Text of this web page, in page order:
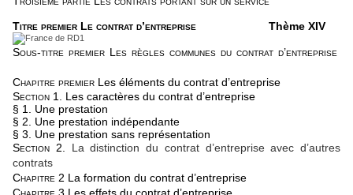
Titre premier Le contrat d’entreprise
Thème XIV
Sous-titre premier Les règles communes du contrat d’entreprise
Chapitre premier Les éléments du contrat d’entreprise
Section 1.
Les caractères du contrat d’entreprise
§ 1. Une prestation
§ 2. Une prestation indépendante
§ 3. Une prestation sans représentation
Section 2.
La distinction du contrat d’entreprise avec d’autres
contrats
Chapitre 2 La formation du contrat d’entreprise